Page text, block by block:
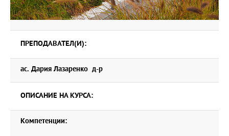
ПРЕПОДАВАТЕЛ(И):
ас. Дария Лазаренко д-р
ОПИСАНИЕ НА КУРСА:
Компетенции: